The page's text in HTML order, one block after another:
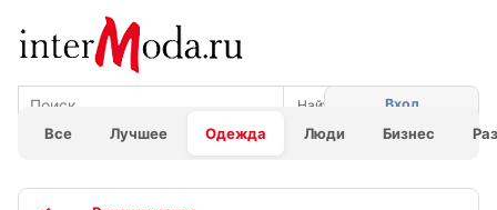
Все Лучшее Одежда Люди Бизнес
Вход